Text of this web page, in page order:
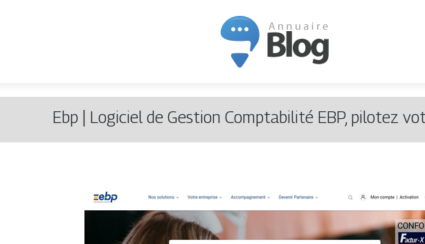
Ebp | Logiciel de Gestion Comptabi­lité EBP, pilotez